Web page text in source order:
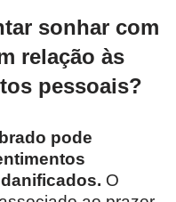
sonhar com
relação às
pessoais?
pode
O